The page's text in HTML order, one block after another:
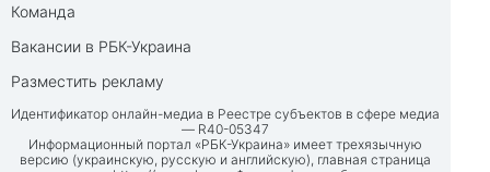
Команда
Вакансии в РБК-Украина
Разместить рекламу
Идентификатор онлайн-медиа в Реестре субъектов в сфере медиа
— R40-05347
Информационный портал «РБК-Украина» имеет трехязычную
версию (украинскую, русскую и английскую), главная страница